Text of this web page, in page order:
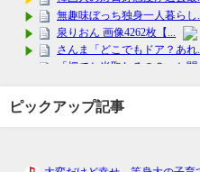
ピックアップ記事